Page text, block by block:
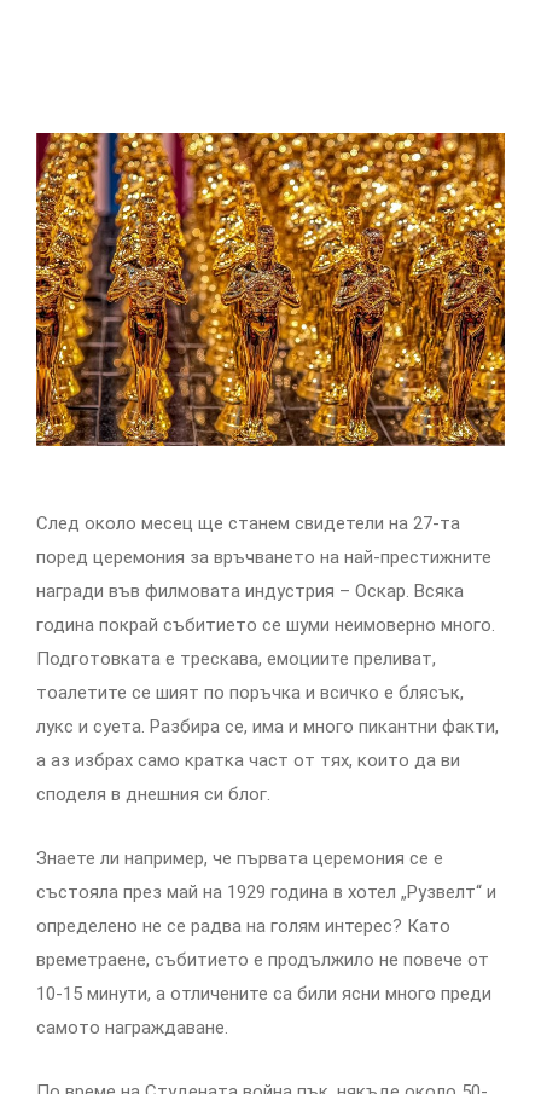
След около месец ще станем свидетели на 27-та
поред церемония за връчването на най-престижните
награди във филмовата индустрия – Оскар. Всяка
година покрай събитието се шуми неимоверно много.
Подготовката е трескава, емоциите преливат,
тоалетите се шият по поръчка и всичко е блясък,
лукс и суета. Разбира се, има и много пикантни факти,
а аз избрах само кратка част от тях, които да ви
споделя в днешния си блог.
Знаете ли например, че първата церемония се е
състояла през май на 1929 година в хотел „Рузвелт“ и
определено не се радва на голям интерес? Като
времетраене, събитието е продължило не повече от
10-15 минути, а отличените са били ясни много преди
самото награждаване.